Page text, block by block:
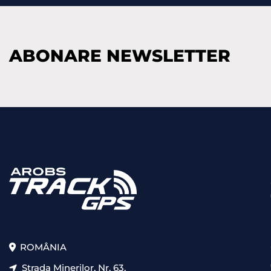
ABONARE NEWSLETTER
ROMÂNIA
Strada Minerilor, Nr. 63,